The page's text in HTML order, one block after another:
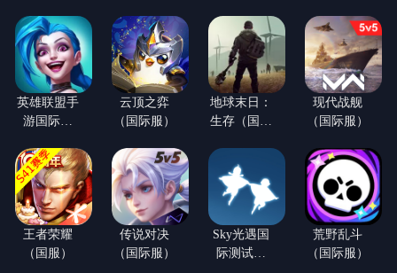
英雄联盟手
游国际服
游）
云顶之弈
（国际服）
地球末日：
生存（国际
现代战舰
（国际服）
王者荣耀
（国服）
传说对决
（国际服）
Sky光遇国
际测试服
荒野乱斗
（国际服）